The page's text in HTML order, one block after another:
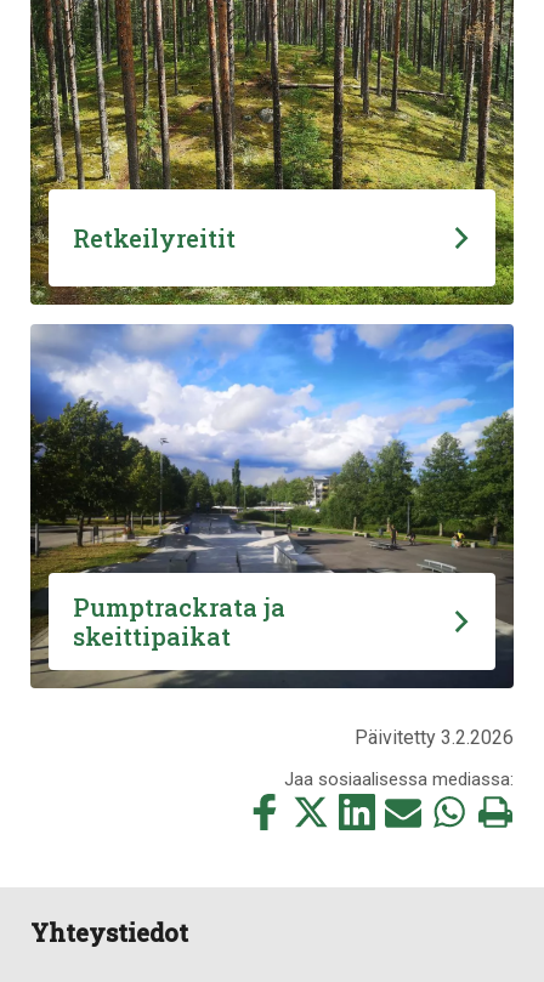
Retkeilyreitit
Pumptrackrata ja
skeittipaikat
Päivitetty 3.2.2026
Jaa sosiaalisessa mediassa:
Jaa
Jaa
Jaa
Jaa
Jaa
Tulosta
Yhteystiedot